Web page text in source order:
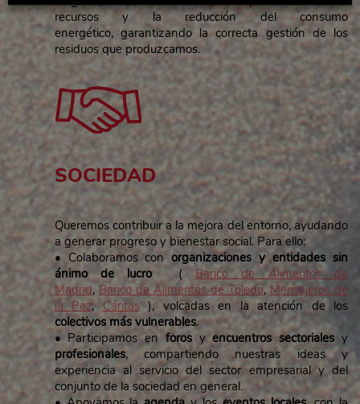
recursos y la reducción del consumo
energético, garantizando la correcta gestión de los
residuos que produzcamos.
SOCIEDAD
Queremos contribuir a la mejora del entorno, ayudando
a generar progreso y bienestar social. Para ello:
• Colaboramos conorganizaciones y entidades sin
ánimo de lucro(Banco de Alimentos de
Madrid, Banco de Alimentos de Toledo, Mensajeros de
la Paz, Cáritas), volcadas en la atención de los
colectivos más vulnerables.
• Participamos en forosyencuentros sectoriales y
profesionales, compartiendo nuestras ideas y
experiencia al servicio del sector empresarial y del
conjunto de la sociedad en general.